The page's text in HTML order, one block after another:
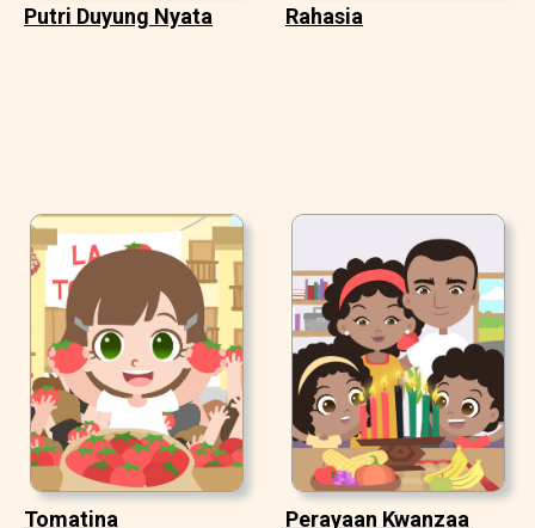
Putri Duyung Nyata Rahasia
Tomatina
Perayaan Kwanzaa